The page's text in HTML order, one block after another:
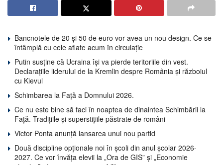
Bancnotele de 20 și 50 de euro vor avea un nou design. Ce se
întâmplă cu cele aflate acum în circulație
Putin susține că Ucraina își va pierde teritoriile din vest.
Declarațiile liderului de la Kremlin despre România și războiul
cu Kievul
Schimbarea la Față a Domnului 2026.
Ce nu este bine să faci în noaptea de dinaintea Schimbării la
Față. Tradițiile și superstițiile păstrate de români
Victor Ponta anunță lansarea unui nou partid
Două discipline opționale noi în școli din anul școlar 2026-
2027. Ce vor învăța elevii la „Ora de GIS” și „Economie